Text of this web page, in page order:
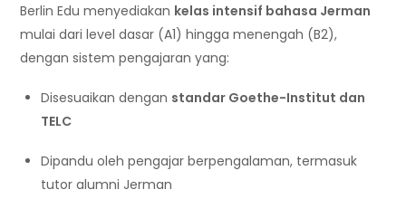
Berlin Edu menyediakan kelas intensif bahasa Jerman
mulai dari level dasar (A1) hingga menengah (B2),
dengan sistem pengajaran yang:
Disesuaikan dengan standar Goethe-Institut dan
TELC
Dipandu oleh pengajar berpengalaman, termasuk
tutor alumni Jerman